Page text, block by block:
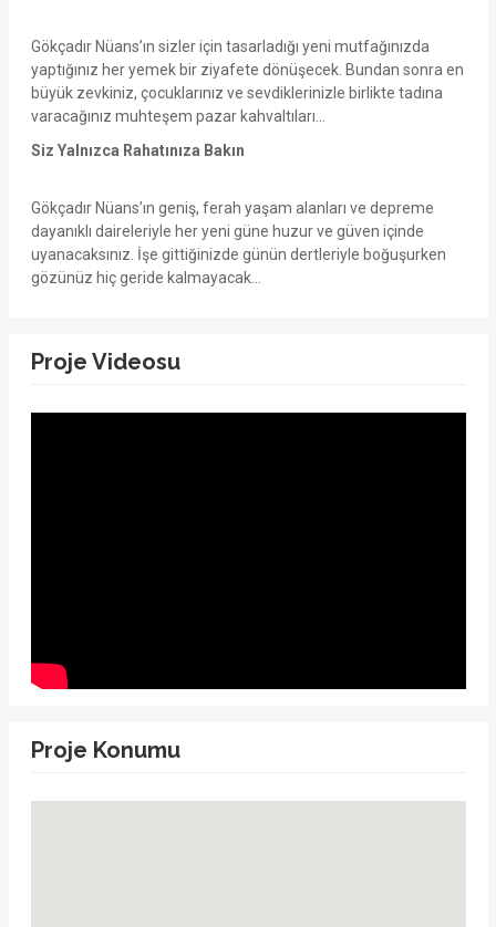
Gökçadır Nüans’ın sizler için tasarladığı yeni mutfağınızda
yaptığınız her yemek bir ziyafete dönüşecek. Bundan sonra en
büyük zevkiniz, çocuklarınız ve sevdiklerinizle birlikte tadına
varacağınız muhteşem pazar kahvaltıları...
Siz Yalnızca Rahatınıza Bakın
Gökçadır Nüans’ın geniş, ferah yaşam alanları ve depreme
dayanıklı daireleriyle her yeni güne huzur ve güven içinde
uyanacaksınız. İşe gittiğinizde günün dertleriyle boğuşurken
gözünüz hiç geride kalmayacak...
Proje Videosu
Proje Konumu